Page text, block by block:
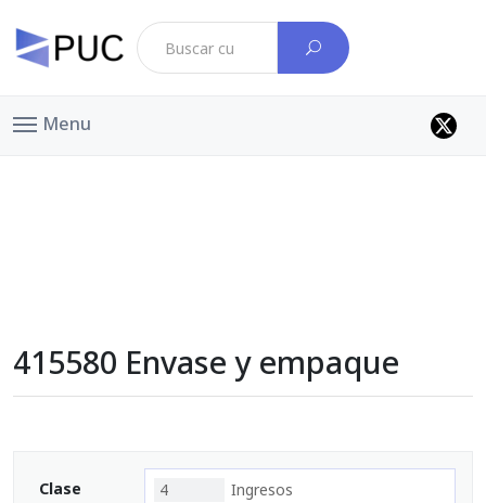
Menu
415580 Envase y empaque
Clase 4 Ingresos